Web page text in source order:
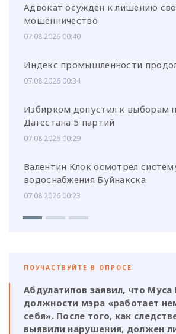
Адвокат осужден к лишению
мошенничество
07.08.2026 00:40
Индекс промышленности
07.08.2026 00:34
Избирком допустил к выборам
Дагестана 5 партий
07.08.2026 00:29
Валентин Клок осмотрел
водоснабжения Буйнакска
07.08.2026 00:23
ПОУЧАСТВУЙТЕ В ОПРОСЕ
Абдулатипов заявил, что Муса
должности мэра «работает
себя». После того, как
выявили нарушения, должен